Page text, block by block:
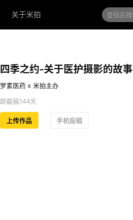
关于米拍
四季之约-关于医护摄影的故事
罗素医药 x 米拍主办
距截稿144天
上传作品 手机投稿